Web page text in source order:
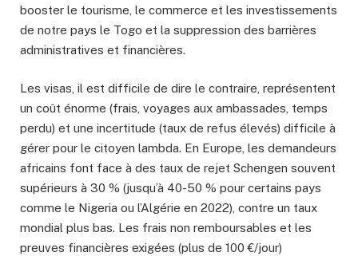
booster le tourisme, le commerce et les investissements
de notre pays le Togo et la suppression des barrières
administratives et financières.
Les visas, il est difficile de dire le contraire, représentent
un coût énorme (frais, voyages aux ambassades, temps
perdu) et une incertitude (taux de refus élevés) difficile à
gérer pour le citoyen lambda. En Europe, les demandeurs
africains font face à des taux de rejet Schengen souvent
supérieurs à 30 % (jusqu’à 40-50 % pour certains pays
comme le Nigeria ou l’Algérie en 2022), contre un taux
mondial plus bas. Les frais non remboursables et les
preuves financières exigées (plus de 100 €/jour)